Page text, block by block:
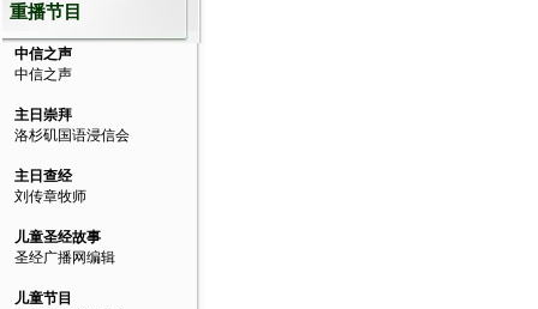
重播节目
中信之声
中信之声
主日崇拜
洛杉矶国语浸信会
主日查经
刘传章牧师
儿童圣经故事
圣经广播网编辑
儿童节目